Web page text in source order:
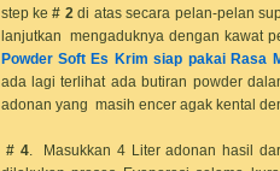
step ke# 2 di atas secara pelan-pelan
lanjutkan mengaduknya dengan kawat
Powder Soft Es Krim siap pakai Rasa
ada lagi terlihat ada butiran powder
adonan yang masih encer agak kental
# 4. Masukkan 4 Liter adonan hasil